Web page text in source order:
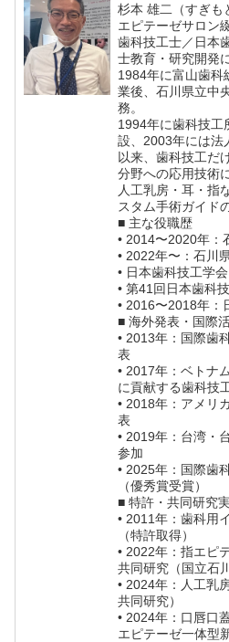
杉本 雄二（すぎも
エピテーゼサロン
歯科技工士／日本
士教育・研究開発
1984年に富山歯科
業後、石川県立中
務。
1994年に歯科技工
設、2003年には法
以来、歯科技工だ
分野への応用技術
人工乳房・耳・指
スタム手術ガイド
■ 主な役職歴
• 2014〜2020年：
• 2022年〜：石川
• 日本歯科技工学
• 第41回日本歯科
• 2016〜2018年：
■ 海外発表・国際
• 2013年：国際歯
表
• 2017年：ベトナ
に貢献する歯科技
• 2018年：アメリ
表
• 2019年：台湾・
参加
• 2025年：国際歯
（優秀賞受賞）
■ 特許・共同研究
• 2011年：歯科用
（特許取得）
• 2022年：指エピ
共同研究（国立石
• 2024年：人工乳
共同研究）
• 2024年：口唇口
エピテーゼ一体型